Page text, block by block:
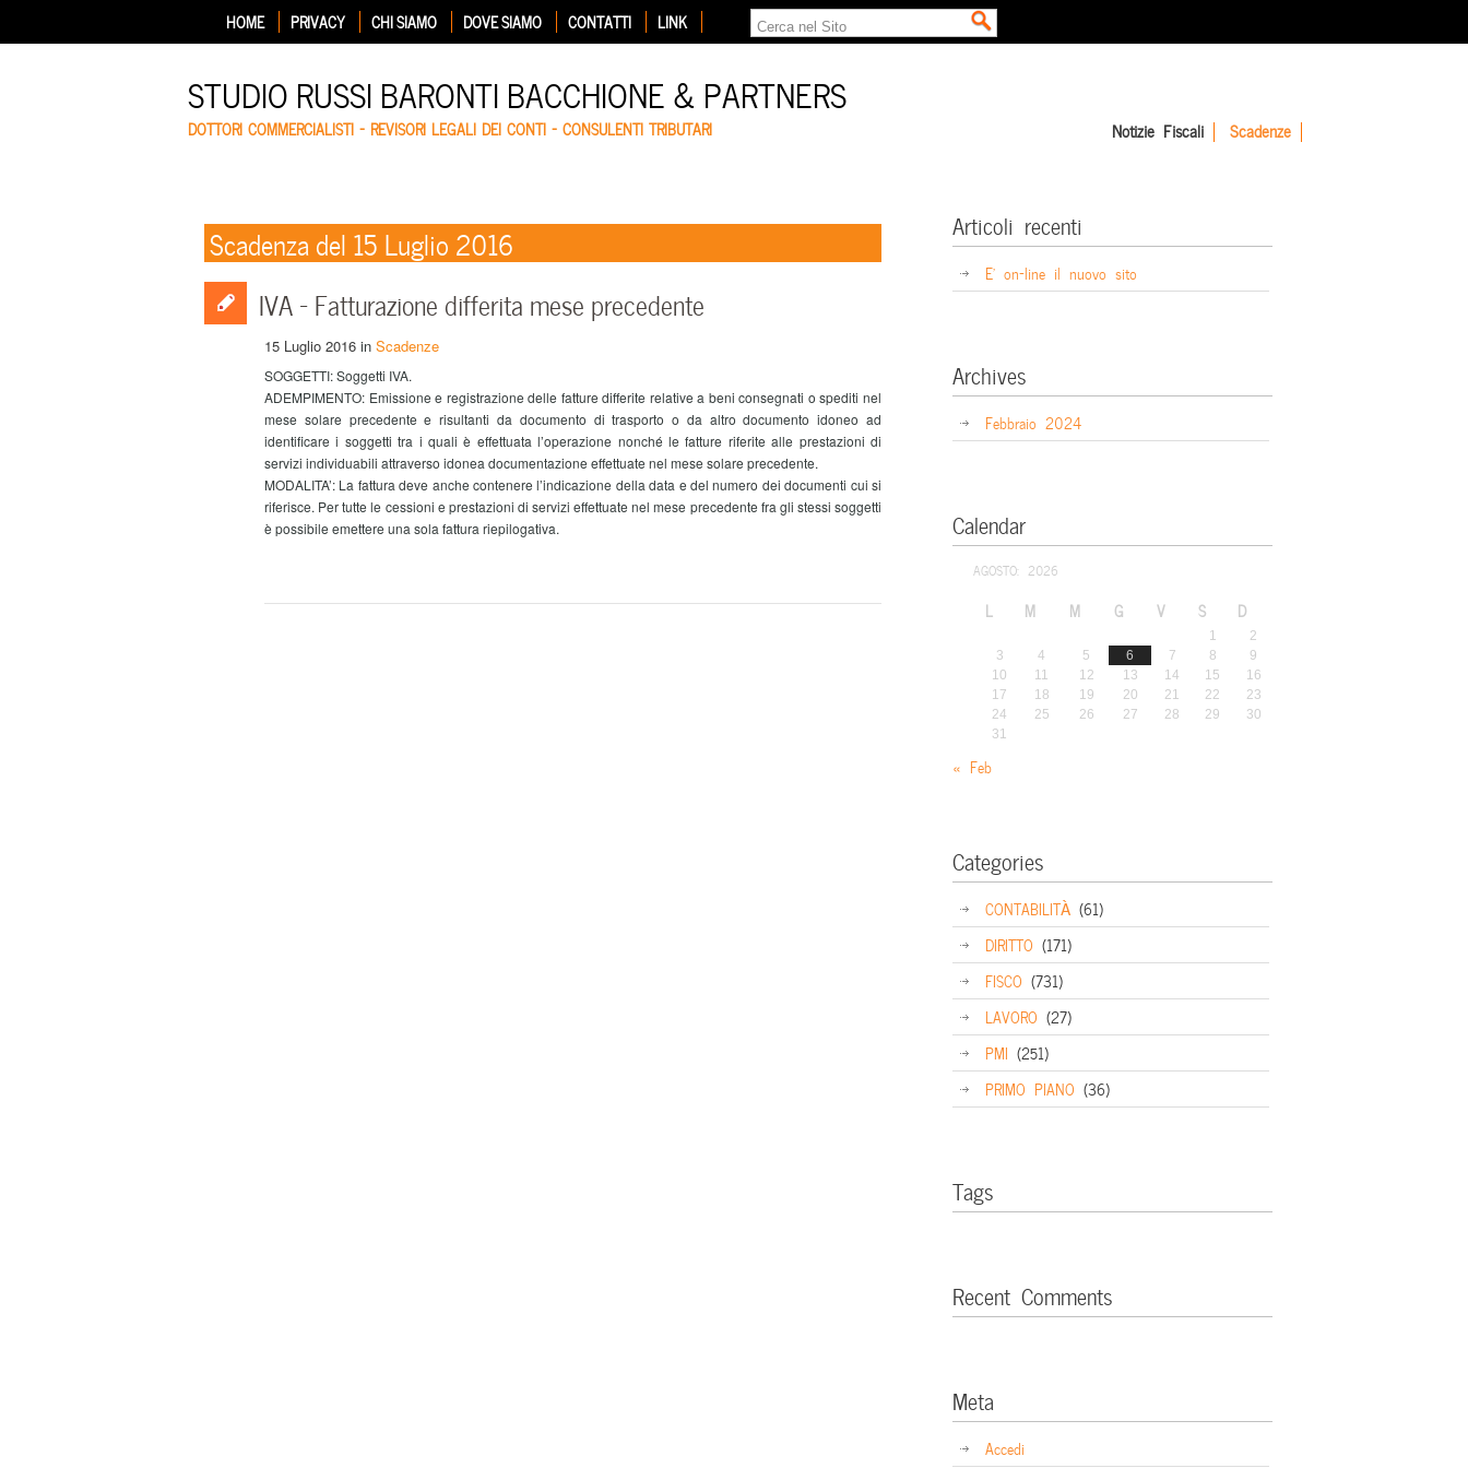
HOME PRIVACY CHI SIAMO DOVE SIAMO CONTATTI LINK
STUDIO RUSSI BARONTI BACCHIONE & PARTNERS
DOTTORI COMMERCIALISTI – REVISORI LEGALI DEI CONTI – CONSULENTI TRIBUTARI Notizie Fiscali Scadenze
Scadenza del 15 Luglio 2016
IVA – Fatturazione differita mese precedente
15 Luglio 2016 in Scadenze
SOGGETTI: Soggetti IVA.
ADEMPIMENTO: Emissione e registrazione delle fatture differite relative a beni consegnati o spediti nel
mese solare precedente e risultanti da documento di trasporto o da altro documento idoneo ad
identificare i soggetti tra i quali è effettuata l’operazione nonché le fatture riferite alle prestazioni di
servizi individuabili attraverso idonea documentazione effettuate nel mese solare precedente.
MODALITA’: La fattura deve anche contenere l’indicazione della data e del numero dei documenti cui si
riferisce. Per tutte le cessioni e prestazioni di servizi effettuate nel mese precedente fra gli stessi soggetti
è possibile emettere una sola fattura riepilogativa.
Articoli recenti
E’ on-line il nuovo sito
Archives
Febbraio 2024
Calendar
AGOSTO: 2026
L M M G V S D
1
2
3
4 5 6 7 8
9
10
11 12 13 14 15
16
17
18 19 20 21 22
23
24
25 26 27 28 29
30
31
« Feb
Categories
CONTABILITÀ (61)
DIRITTO (171)
FISCO (731)
LAVORO (27)
PMI (251)
PRIMO PIANO (36)
Tags
Recent Comments
Meta
Accedi